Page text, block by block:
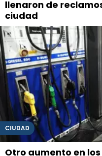
llenaron de
ciudad
CIUDAD
Otro aumento en